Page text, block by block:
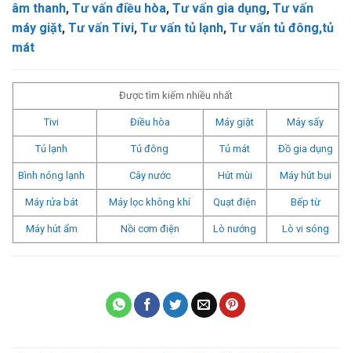
âm thanh, Tư vấn điều hòa, Tư vấn gia dụng, Tư vấn
máy giặt, Tư vấn Tivi, Tư vấn tủ lạnh, Tư vấn tủ đông,tủ
mát
Được tìm kiếm nhiều nhất
Tivi Điều hòa Máy giặt Máy sấy
Tủ lạnh Tủ đông Tủ mát Đồ gia dụng
Bình nóng lạnh Cây nước Hút mùi Máy hút bụi
Máy rửa bát Máy lọc không khí Quạt điện Bếp từ
Máy hút ẩm Nồi cơm điện Lò nướng Lò vi sóng